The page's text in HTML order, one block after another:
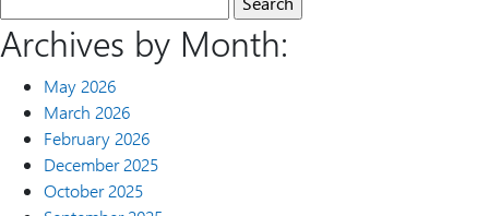
Archives by Month:
May 2026
March 2026
February 2026
December 2025
October 2025